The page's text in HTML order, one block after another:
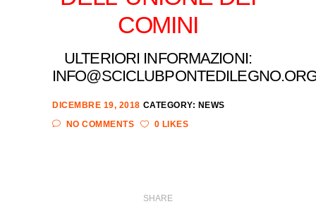
COMINI
ULTERIORI INFORMAZIONI:
DICEMBRE 19, 2018 CATEGORY: NEWS
NO COMMENTS
0 LIKES
SHARE